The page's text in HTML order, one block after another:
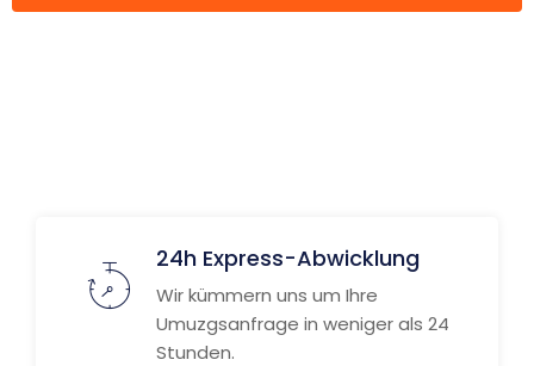
24h Express-Abwicklung
Wir kümmern uns um Ihre
Umuzgsanfrage in weniger als 24
Stunden.